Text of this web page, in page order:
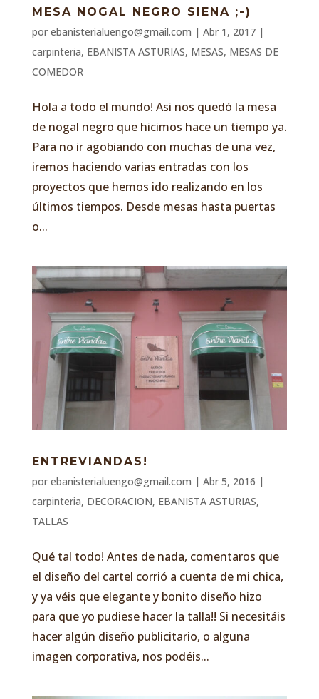
MESA NOGAL NEGRO SIENA ;-)
por ebanisterialuengo@gmail.com | Abr 1, 2017|
carpinteria, EBANISTA ASTURIAS, MESAS, MESAS DE
COMEDOR
Hola a todo el mundo! Asi nos quedó la mesa
de nogal negro que hicimos hace un tiempo ya.
Para no ir agobiando con muchas de una vez,
iremos haciendo varias entradas con los
proyectos que hemos ido realizando en los
últimos tiempos. Desde mesas hasta puertas
o...
ENTREVIANDAS!
por ebanisterialuengo@gmail.com | Abr 5, 2016 |
carpinteria, DECORACION, EBANISTA ASTURIAS,
TALLAS
Qué tal todo! Antes de nada, comentaros que
el diseño del cartel corrió a cuenta de mi chica,
y ya véis que elegante y bonito diseño hizo
para que yo pudiese hacer la talla!! Si necesitáis
hacer algún diseño publicitario, o alguna
imagen corporativa, nos podéis...